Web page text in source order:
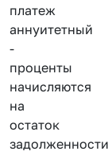
платеж
аннуитетный
-
проценты
начисляются
на
остаток